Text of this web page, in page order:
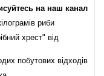
на наш канал
риби
хрест" від
побутових відходів